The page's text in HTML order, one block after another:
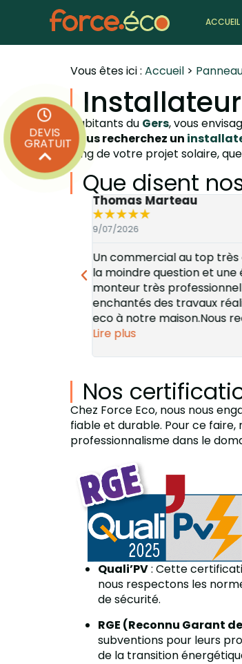
ACCUEIL
Vous êtes ici : Accueil >
Habitants du Gers, vous
Vous recherchez un
long de votre projet solaire,
Que disent
Thomas Marteau
★★★★★
9/07/2026
Un commercial au top
la moindre question et une
monteur très
enchantés des travaux
eco à notre maison.Nous
Lire plus
Nos
Chez Force Eco, nous nous
fiable et durable. Pour ce
professionnalisme dans le
Quali’PV: Cette
nous respectons les
de sécurité.
RGE (Reconnu Garant
subventions pour leurs
de la transition
DEVIS
GRATUIT